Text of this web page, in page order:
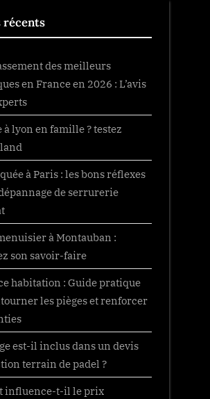
des meilleurs
en France en 2026 : L’avis
à lyon en famille ? testez
à Paris : les bons réflexes
de serrurerie
à Montauban :
son savoir-faire
habitation : Guide pratique
les pièges et renforcer
est-il inclus dans un devis
terrain de padel ?
influence-t-il le prix